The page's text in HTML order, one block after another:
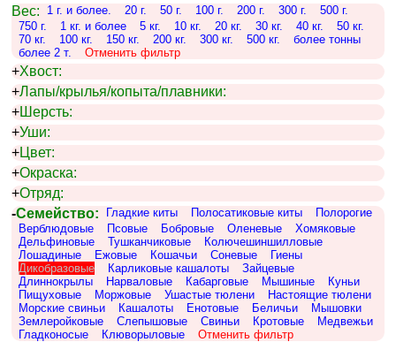
Вес: 1 г. и более. 20 г. 50 г. 100 г. 200 г. 300 г.
500 г.
750 г.
1 кг. и более 5 кг. 10 кг. 20 кг. 30 кг. 40 кг.
50 кг.
70 кг.
100 кг. 150 кг. 200 кг. 300 кг. 500 кг.
более тонны
более 2 т.
Отменить фильтр
+Хвост:
+Лапы/крылья/копыта/плавники:
+Шерсть:
+Уши:
+Цвет:
+Окраска:
+Отряд:
-Семейство: Гладкие киты Полосатиковые киты
Полорогие
Верблюдовые
Псовые Бобровые Оленевые
Хомяковые
Дельфиновые
Тушканчиковые
Колючешиншилловые
Лошадиные
Ежовые Кошачьи Соневые
Гиены
Дикобразовые
Карликовые кашалоты
Зайцевые
Длиннокрылы
Нарваловые Кабарговые Мышиные
Куньи
Пищуховые
Моржовые Ушастые тюлени
Настоящие тюлени
Морские свиньи
Кашалоты Енотовые Беличьи
Мышовки
Землеройковые
Слепышовые Свиньи Кротовые
Медвежьи
Гладконосые
Клюворыловые Отменить фильтр